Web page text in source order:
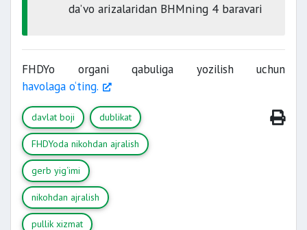
da’vo arizalaridan BHMning 4 baravari
FHDYo organi qabuliga yozilish uchun
havolaga o‘ting.
davlat boji dublikat
FHDYoda nikohdan ajralish
gerb yig‘imi
nikohdan ajralish
pullik xizmat